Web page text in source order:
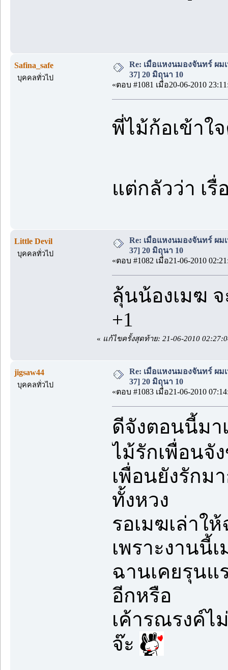
Safina_safe
บุคคลทั่วไป
Re: เมื่อแหงนมองจันทร์ ผม
37] 20 มิถุนา 10
«ตอบ #1081 เมื่อ20-06-2010
พี่ไม้ก้อเข้าใ
แต่กลัวว่า เ
Little Devil
บุคคลทั่วไป
Re: เมื่อแหงนมองจันทร์ ผม
37] 20 มิถุนา 10
«ตอบ #1082 เมื่อ21-06-2010
ลุ้นน้องเมฆ จ
+1
« แก้ไขครั้งสุดท้าย: 21-06-2010
jigsaw44
บุคคลทั่วไป
Re: เมื่อแหงนมองจันทร์ ผม
37] 20 มิถุนา 10
«ตอบ #1083 เมื่อ21-06-2010
ดีจังตอนนี้ม
ไม้รักเพื่อนจั
เพื่อนยังรักม
ทั้งหวง
รอเมฆเล่าใ
เพราะงานนี้
ฉานเคยรุนแ
อีกหรือ
เค้ารณรงค์ไ
จ๊ะ